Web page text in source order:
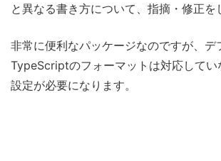
と異なる書き方について、指摘・修正を
非常に便利なパッケージなのですが、デ
TypeScriptのフォーマットは対応してい
設定が必要になります。